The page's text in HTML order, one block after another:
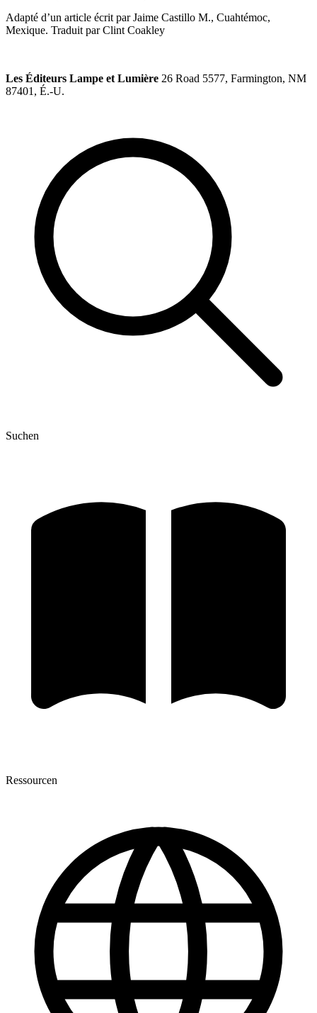
Adapté d’un article écrit par Jaime Castillo M., Cuahtémoc,
Mexique. Traduit par Clint Coakley
Les Éditeurs Lampe et Lumière 26 Road 5577, Farmington, NM
87401, É.-U.
Suchen
Ressourcen